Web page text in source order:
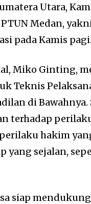
Utara,
Medan,
pada Kamis pagi.
Miko Ginting,
Teknis
di
terhadap
hakim
yang sejalan,
siap